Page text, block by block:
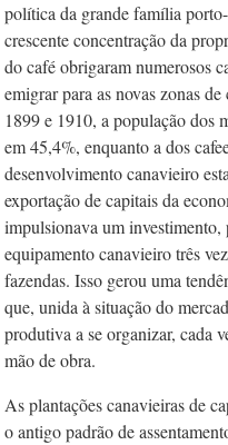
política da grande família
crescente concentração da
do café obrigaram numerosos
emigrar para as novas zonas
1899 e 1910, a população dos
em 45,4%, enquanto a dos
desenvolvimento canavieiro
exportação de capitais da
impulsionava um
equipamento canavieiro três
fazendas. Isso gerou uma
que, unida à situação do
produtiva a se organizar, cada
mão de obra.
As plantações canavieiras de
o antigo padrão de